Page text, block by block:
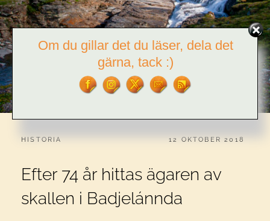
CATEGORIES:
HISTORIA PUBLICERAT
12 OKTOBER 2018
Efter 74 år hittas ägaren av
skallen i Badjelánnda
Om du gillar det du läser, dela det
gärna, tack :)